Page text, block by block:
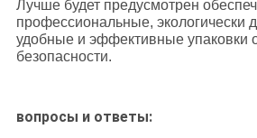
Лучше будет предусмотрен
профессиональные, экологически
удобные и эффективные упаковки
безопасности.
вопросы и ответы: